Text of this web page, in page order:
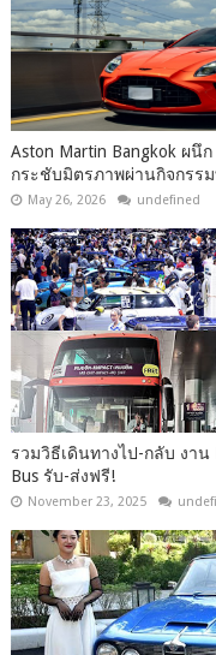
Aston Martin Bangkok ผนึก
กระชับมิตรภาพผ่านกิจกรร
May 26, 2026 undefined
รวมวิธีเดินทางไป-กลับ งา
Bus รับ-ส่งฟรี!
November 23, 2025